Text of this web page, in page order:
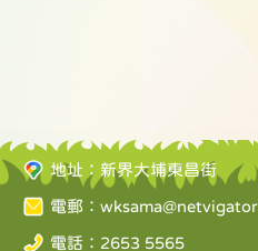
地址：新界大埔東昌街
電郵：
電話：2653 5565